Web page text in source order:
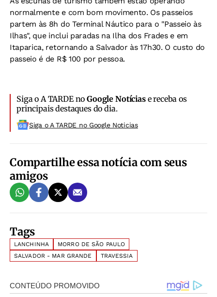
normalmente e com bom movimento. Os passeios
partem às 8h do Terminal Náutico para o "Passeio às
Ilhas", que inclui paradas na Ilha dos Frades e em
Itaparica, retornando a Salvador às 17h30. O custo do
passeio é de R$ 100 por pessoa.
Siga o A TARDE noGoogle Notíciase receba os
principais destaques do dia.
Siga o A TARDE no Google Noticias
Compartilhe essa notícia com seus
amigos
Tags
LANCHINHA
MORRO DE SÃO PAULO
SALVADOR - MAR GRANDE
TRAVESSIA